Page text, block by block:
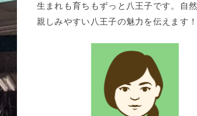
生まれも育ちもずっと八王子です。自
親しみやすい八王子の魅力を伝えます！